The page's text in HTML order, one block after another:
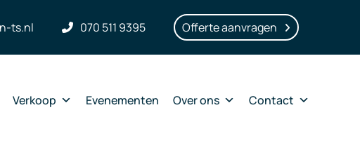
ts.nl 070 511 9395 Offerte aanvragen
Verkoop Evenementen Over ons Contact